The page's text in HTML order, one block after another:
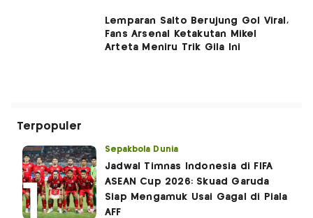
Lemparan Salto Berujung Gol Viral,
Fans Arsenal Ketakutan Mikel
Arteta Meniru Trik Gila Ini
Terpopuler
Sepakbola Dunia
Jadwal Timnas Indonesia di FIFA
ASEAN Cup 2026: Skuad Garuda
Siap Mengamuk Usai Gagal di Piala
AFF